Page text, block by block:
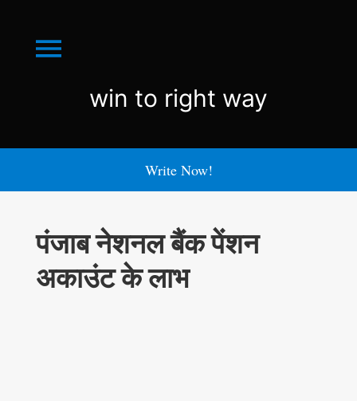
Menu
win
right
win to right way
Write Now!
पंजाब नेशनल बैंक पेंशन
अकाउंट के लाभ